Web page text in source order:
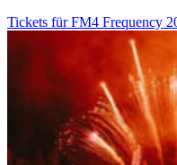
Tickets für FM4 Frequency